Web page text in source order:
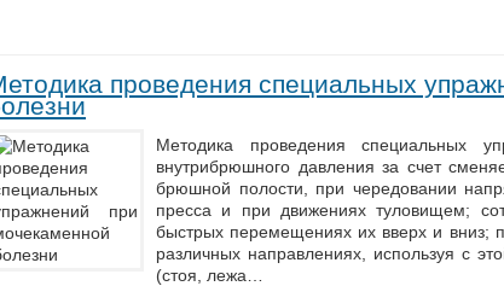
проведения специальных
Методика проведения специальных
внутрибрюшного давления за счет
брюшной полости, при чередовании
пресса и при движениях туловищем;
быстрых перемещениях их вверх и вниз;
различных направлениях, используя с
(стоя, лежа…